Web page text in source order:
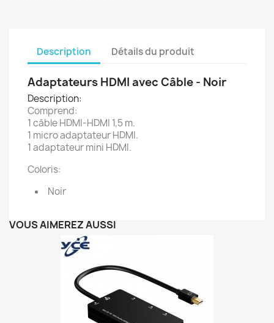
Description Détails du produit
Adaptateurs HDMI avec Câble - Noir
Description:
Comprend:
1 câble HDMI-HDMI 1,5 m.
1 micro adaptateur HDMI.
1 adaptateur mini HDMI.
Coloris:
Noir
VOUS AIMEREZ AUSSI